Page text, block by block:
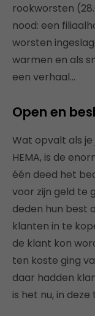
rookworsten
nood: een
worsten
warmen en als
een verhaal…
Open en
Wat opvalt als
HEMA, is de
één deed het
voor zijn geld te
deden hun best
klanten in te
de klant kon
ten koste ging
daar hadden
is het nu, in